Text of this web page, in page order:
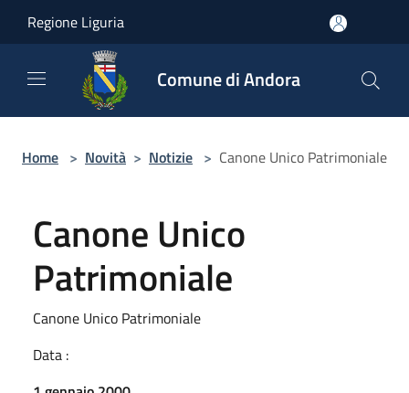
Regione Liguria
Comune di Andora
Home > Novità > Notizie > Canone Unico Patrimoniale
Canone Unico
Patrimoniale
Canone Unico Patrimoniale
Data :